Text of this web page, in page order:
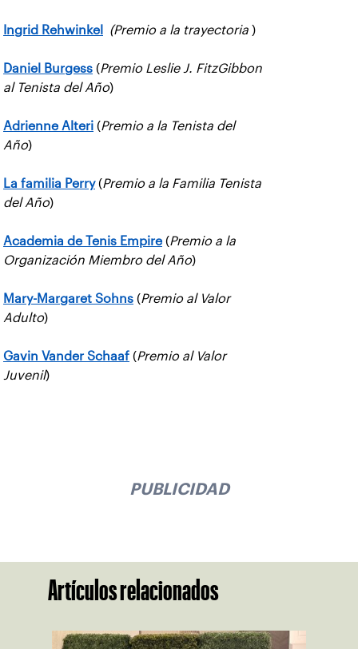
Ingrid Rehwinkel (Premio a la trayectoria )
Daniel Burgess (Premio Leslie J. FitzGibbon
al Tenista del Año)
Adrienne Alteri (Premio a la Tenista del
Año)
La familia Perry (Premio a la Familia Tenista
del Año)
Academia de Tenis Empire (Premio a la
Organización Miembro del Año)
Mary-Margaret Sohns (Premio al Valor
Adulto)
Gavin Vander Schaaf (Premio al Valor
Juvenil)
PUBLICIDAD
Artículos relacionados